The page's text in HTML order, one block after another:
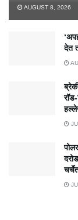
AUGUST 8, 2026
देत